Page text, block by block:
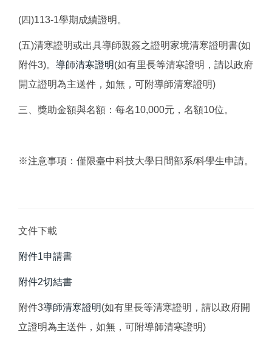
(四)113-1學期成績證明。
(五)清寒證明或出具導師親簽之證明家境清寒證明書(如
附件3)。 導師清寒證明(如有里長等清寒證明，請以政府
開立證明為主送件，如無，可附導師清寒證明)
三、獎助金額與名額：每名10,000元，名額10位。
※注意事項：僅限臺中科技大學日間部系/科學生申請。
文件下載
附件1申請書
附件2切結書
附件3導師清寒證明(如有里長等清寒證明，請以政府開
立證明為主送件，如無，可附導師清寒證明)